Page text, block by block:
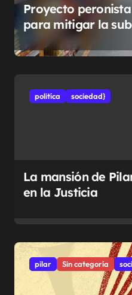
Proyecto
para mitigar la
municipales
politíca sociedad}
La mansión de
en la Justicia
pilar Sin categoría